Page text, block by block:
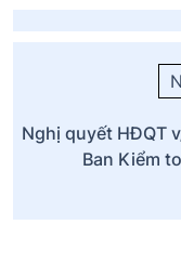
Nghị quyết HĐQT
Ban Kiểm